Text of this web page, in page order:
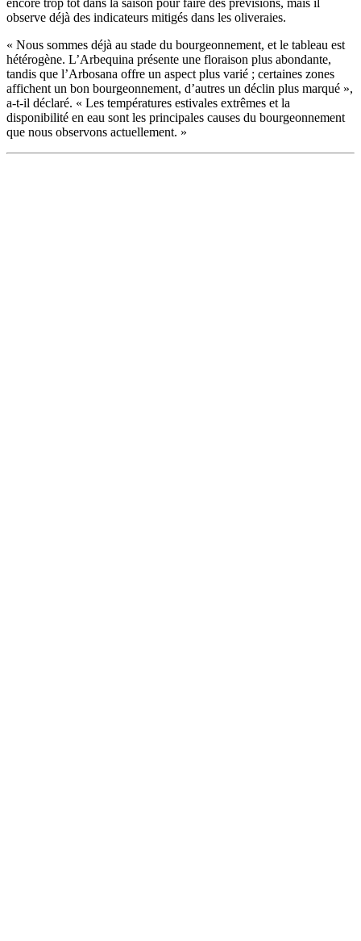
encore trop tôt dans la saison pour faire des prévisions, mais il
observe déjà des indicateurs mitigés dans les oliveraies.
« Nous sommes déjà au stade du bourgeonnement, et le tableau est
hétérogène. L’Arbequina présente une floraison plus abondante,
tandis que l’Arbosana offre un aspect plus varié ; certaines zones
affichent un bon bourgeonnement, d’autres un déclin plus marqué »,
a-t-il déclaré. « Les températures estivales extrêmes et la
disponibilité en eau sont les principales causes du bourgeonnement
que nous observons actuellement. »